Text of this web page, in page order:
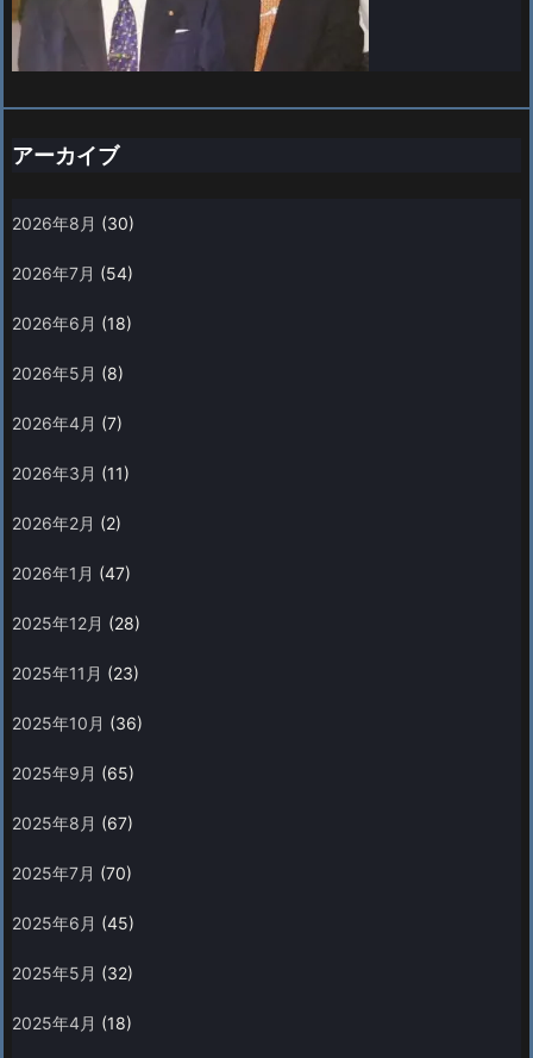
アーカイブ
2026年8月 (30)
2026年7月 (54)
2026年6月 (18)
2026年5月 (8)
2026年4月 (7)
2026年3月 (11)
2026年2月 (2)
2026年1月 (47)
2025年12月 (28)
2025年11月 (23)
2025年10月 (36)
2025年9月 (65)
2025年8月 (67)
2025年7月 (70)
2025年6月 (45)
2025年5月 (32)
2025年4月 (18)